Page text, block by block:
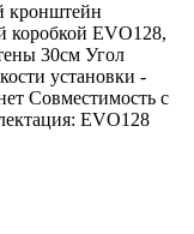
кронштейн
коробкой EVO128,
30см Угол
установки -
Совместимость с
EVO128